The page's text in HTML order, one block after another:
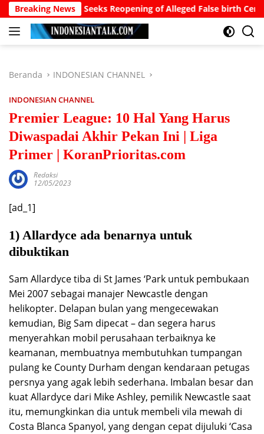
Langsung
ke
konten
Breaking News
Seeks Reopening of Alleged False birth Certificate Case
Beranda INDONESIAN CHANNEL
INDONESIAN CHANNEL
Premier League: 10 Hal Yang Harus
Diwaspadai Akhir Pekan Ini | Liga
Primer | KoranPrioritas.com
Redaksi
12/05/2023
[ad_1]
1) Allardyce ada benarnya untuk
dibuktikan
Sam Allardyce tiba di St James ‘Park untuk pembukaan
Mei 2007 sebagai manajer Newcastle dengan
helikopter. Delapan bulan yang mengecewakan
kemudian, Big Sam dipecat – dan segera harus
menyerahkan mobil perusahaan terbaiknya ke
keamanan, membuatnya membutuhkan tumpangan
pulang ke County Durham dengan kendaraan petugas
persnya yang agak lebih sederhana. Imbalan besar dan
kuat Allardyce dari Mike Ashley, pemilik Newcastle saat
itu, memungkinkan dia untuk membeli vila mewah di
Costa Blanca Spanyol, yang dengan cepat dijuluki ‘Casa